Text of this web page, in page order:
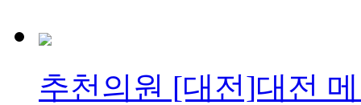
추천의원 [대전]대전